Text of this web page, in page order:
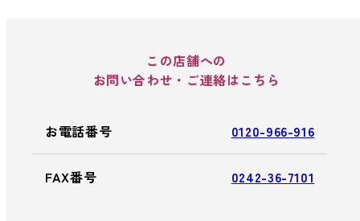
この店舗への
お問い合わせ・ご連絡はこちら
お電話番号 0120-966-916
FAX番号 0242-36-7101